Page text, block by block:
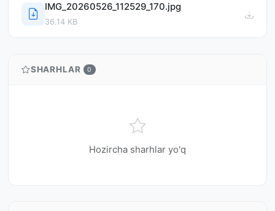
IMG_20260526_112529_170.jpg
36.14 KB
SHARHLAR 0
Hozircha sharhlar yo'q